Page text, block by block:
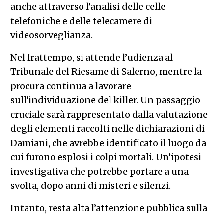
anche attraverso l’analisi delle celle
telefoniche e delle telecamere di
videosorveglianza.
Nel frattempo, si attende l’udienza al
Tribunale del Riesame di Salerno, mentre la
procura continua a lavorare
sull’individuazione del killer. Un passaggio
cruciale sarà rappresentato dalla valutazione
degli elementi raccolti nelle dichiarazioni di
Damiani, che avrebbe identificato il luogo da
cui furono esplosi i colpi mortali. Un’ipotesi
investigativa che potrebbe portare a una
svolta, dopo anni di misteri e silenzi.
Intanto, resta alta l’attenzione pubblica sulla